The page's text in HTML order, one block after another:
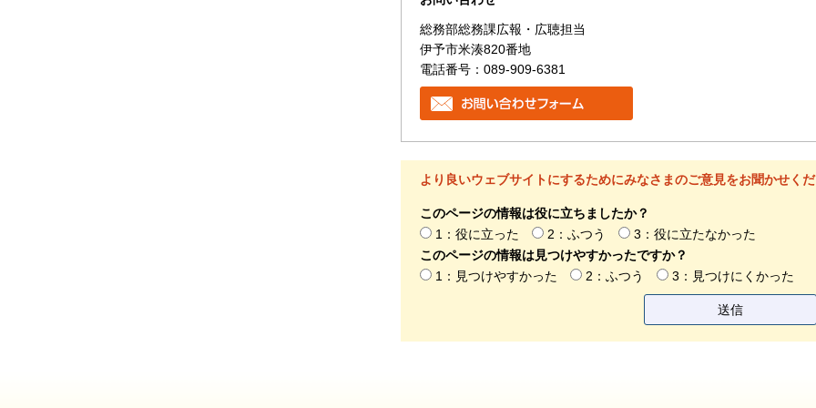
総務部総務課広報・広聴担当
伊予市米湊820番地
電話番号：089-909-6381
より良いウェブサイトにするためにみなさまのご意見をお聞かせく
このページの情報は役に立ちましたか？
1：役に立った
2：ふつう
3：役に立たなかった
このページの情報は見つけやすかったですか？
1：見つけやすかった
2：ふつう 3：見つけにくかった